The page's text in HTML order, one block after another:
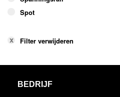
Spot
Filter verwijderen
BEDRIJF